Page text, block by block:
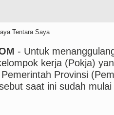
vs Monaco Laga
Bobby Nasution
Tewas dalam
Medan
- Untuk
kerja (Pokja)
Provinsi
saat ini sudah